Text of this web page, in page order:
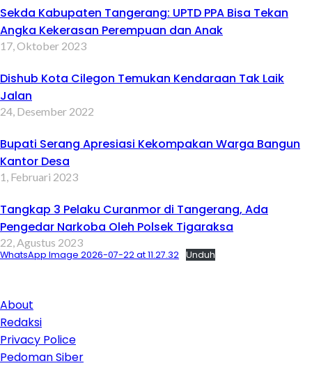
Sekda Kabupaten Tangerang: UPTD PPA Bisa Tekan
Angka Kekerasan Perempuan dan Anak
17, Oktober 2023
Dishub Kota Cilegon Temukan Kendaraan Tak Laik
Jalan
24, Desember 2022
Bupati Serang Apresiasi Kekompakan Warga Bangun
Kantor Desa
1, Februari 2023
Tangkap 3 Pelaku Curanmor di Tangerang, Ada
Pengedar Narkoba Oleh Polsek Tigaraksa
22, Agustus 2023
WhatsApp Image 2026-07-22 at 11.27.32 Unduh
About
Redaksi
Privacy Police
Pedoman Siber